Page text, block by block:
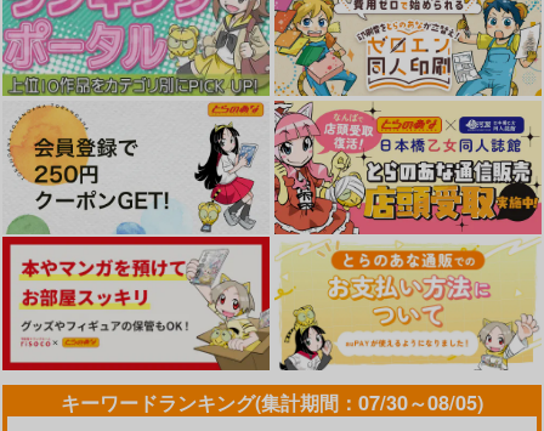
キーワードランキング(集計期間：07/30～08/05)